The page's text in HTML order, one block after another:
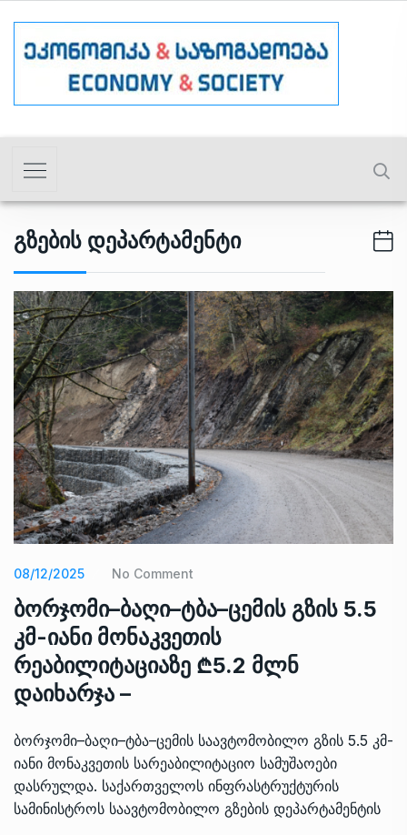
Გზების Დეპარტამენტი
08/12/2025 No Comment
ბორჯომი–ბაღი–ტბა–ცემის გზის 5.5
კმ-იანი მონაკვეთის
რეაბილიტაციაზე ₾5.2 მლნ
დაიხარჯა –
ბორჯომი–ბაღი–ტბა–ცემის საავტომობილო გზის 5.5 კმ-
იანი მონაკვეთის სარეაბილიტაციო სამუშაოები
დასრულდა. საქართველოს ინფრასტრუქტურის
სამინისტროს საავტომობილო გზების დეპარტამენტის